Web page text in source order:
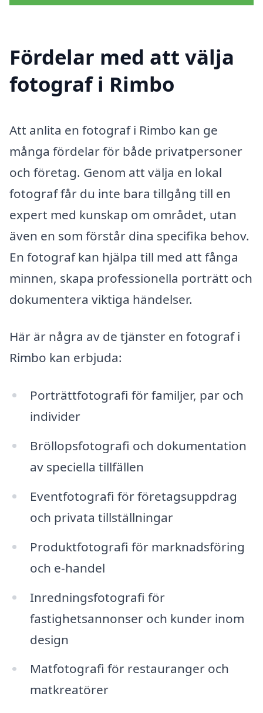
Fördelar med att välja
fotograf i Rimbo
Att anlita en fotograf i Rimbo kan ge
många fördelar för både privatpersoner
och företag. Genom att välja en lokal
fotograf får du inte bara tillgång till en
expert med kunskap om området, utan
även en som förstår dina specifika behov.
En fotograf kan hjälpa till med att fånga
minnen, skapa professionella porträtt och
dokumentera viktiga händelser.
Här är några av de tjänster en fotograf i
Rimbo kan erbjuda:
Porträttfotografi för familjer, par och
individer
Bröllopsfotografi och dokumentation
av speciella tillfällen
Eventfotografi för företagsuppdrag
och privata tillställningar
Produktfotografi för marknadsföring
och e-handel
Inredningsfotografi för
fastighetsannonser och kunder inom
design
Matfotografi för restauranger och
matkreatörer